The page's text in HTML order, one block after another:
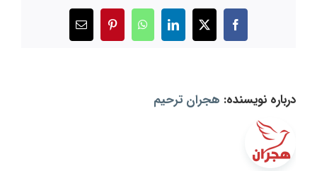
Facebook
X
LinkedIn
WhatsApp
Pinterest
درباره نویسنده: هجران ترحیم